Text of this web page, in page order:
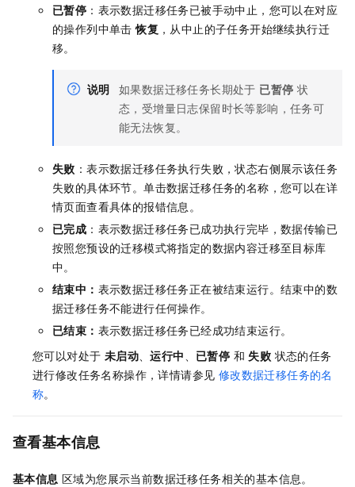
已暂停 ：表示数据迁移任务已被手动中止，您可以在对应
的操作列中单击恢复 ，从中止的子任务开始继续执行迁
移。
说明 如果数据迁移任务长期处于 已暂停 状
态，受增量日志保留时长等影响，任务可
能无法恢复。
失败 ：表示数据迁移任务执行失败，状态右侧展示该任务
失败的具体环节。单击数据迁移任务的名称，您可以在详
情页面查看具体的报错信息。
已完成 ：表示数据迁移任务已成功执行完毕，数据传输已
按照您预设的迁移模式将指定的数据内容迁移至目标库
中。
结束中： 表示数据迁移任务正在被结束运行。结束中的数
据迁移任务不能进行任何操作。
已结束： 表示数据迁移任务已经成功结束运行。
您可以对处于 未启动 、运行中 已暂停 和 失败 状态的任务
进行修改任务名称操作，详情请参见 修改数据迁移任务的名
称。
查看基本信息
基本信息 区域为您展示当前数据迁移任务相关的基本信息。